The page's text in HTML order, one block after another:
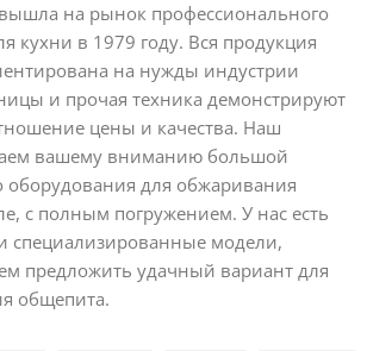
на рынок профессионального
кухни в 1979 году. Вся продукция
на нужды индустрии
и прочая техника демонстрируют
цены и качества. Наш
вашему вниманию большой
оборудования для обжаривания
с полным погружением. У нас есть
специализированные модели,
предложить удачный вариант для
общепита.